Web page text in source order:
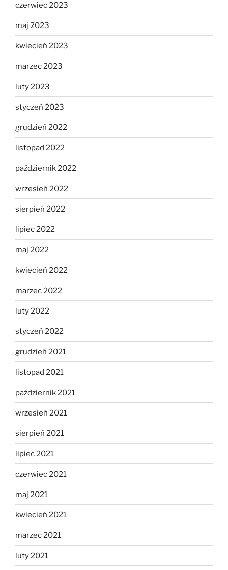
czerwiec 2023
maj 2023
kwiecień 2023
marzec 2023
luty 2023
styczeń 2023
grudzień 2022
listopad 2022
październik 2022
wrzesień 2022
sierpień 2022
lipiec 2022
maj 2022
kwiecień 2022
marzec 2022
luty 2022
styczeń 2022
grudzień 2021
listopad 2021
październik 2021
wrzesień 2021
sierpień 2021
lipiec 2021
czerwiec 2021
maj 2021
kwiecień 2021
marzec 2021
luty 2021